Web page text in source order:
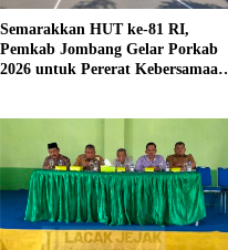
Semarakkan HUT ke-81 RI,
Pemkab Jombang Gelar Porkab
2026 untuk Pererat Kebersamaan